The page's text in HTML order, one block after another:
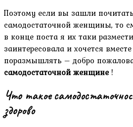
Поэтому если вы зашли
самодостаточной женщины, то
в конце поста я их таки
заинтересовала и хочется
поразмышлять – добро
самодостаточной женщине!
Что такое
здорово